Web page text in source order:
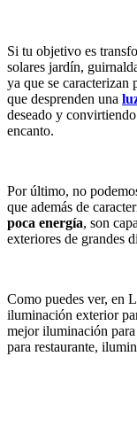
Si tu objetivo es
solares jardín,
ya que se caracterizan
que desprenden una
deseado y
encanto.
Por último, no
que además de
poca energía, son
exteriores de grandes
Como puedes ver, en
iluminación exterior
mejor iluminación
para restaurante,